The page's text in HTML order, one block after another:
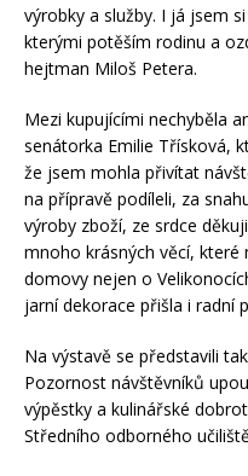
výrobky a služby. I já jsem
kterými potěším rodinu a
hejtman Miloš Petera.
Mezi kupujícími nechyběla
senátorka Emilie Třísková,
že jsem mohla přivítat
na přípravě podíleli, za
výroby zboží, ze srdce
mnoho krásných věcí,
domovy nejen o
jarní dekorace přišla i radní
Na výstavě se představili
Pozornost návštěvníků
výpěstky a kulinářské
Středního odborného